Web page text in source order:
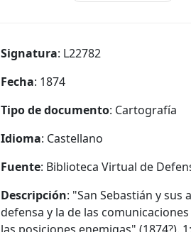
Signatura: L22782
Fecha: 1874
Tipo de documento: Cartografía
Idioma: Castellano
Fuente: Biblioteca Virtual de
Descripción: "San Sebastián y
defensa y la de las